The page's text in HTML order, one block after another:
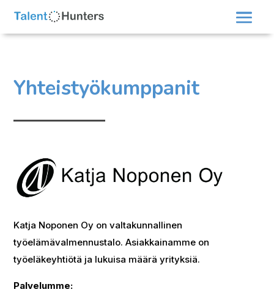
Yhteistyökumppanit
Katja Noponen Oy on valtakunnallinen
työelämävalmennustalo. Asiakkainamme on
työeläkeyhtiötä ja lukuisa määrä yrityksiä.
Palvelumme: